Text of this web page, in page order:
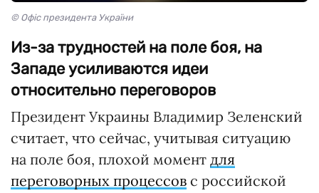
© Офіс президента України
Из-за трудностей на поле боя, на
Западе усиливаются идеи
относительно переговоров
Президент Украины Владимир Зеленский
считает, что сейчас, учитывая ситуацию
на поле боя, плохой момент для
переговорных процессов с российской